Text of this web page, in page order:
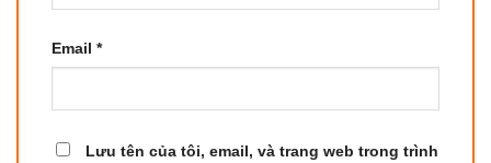
Email *
Lưu tên của tôi, email, và trang web trong trình